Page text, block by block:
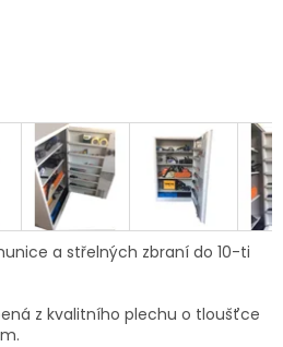
a střelných zbraní do 10-ti
z kvalitního plechu o tloušťce